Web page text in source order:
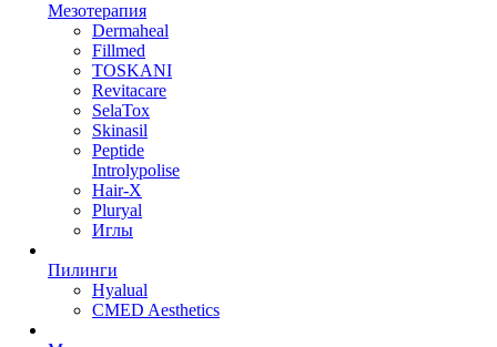
Мезотерапия
Dermaheal
Fillmed
TOSKANI
Revitacare
SelaTox
Skinasil
Peptide
Introlypolise
Hair-X
Pluryal
Иглы
Пилинги
Hyalual
CMED Aesthetics